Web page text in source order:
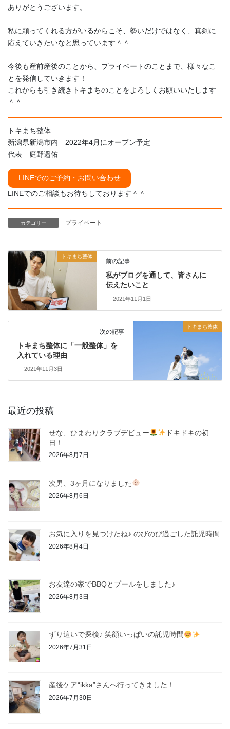
ありがとうございます。
私に頼ってくれる方がいるからこそ、勢いだけではなく、真剣に
応えていきたいなと思っています＾＾
今後も産前産後のことから、プライベートのことまで、様々なこ
とを発信していきます！
これからも引き続きトキまちのことをよろしくお願いいたします
＾＾
トキまち整体
新潟県新潟市内 2022年4月にオープン予定
代表 庭野遥佑
LINEでのご予約・お問い合わせ
LINEでのご相談もお待ちしております＾＾
カテゴリー プライベート
トキまち整体
前の記事
私がブログを通して、皆さんに
伝えたいこと
2021年11月1日
トキまち整体
次の記事
トキまち整体に「一般整体」を
入れている理由
2021年11月3日
最近の投稿
せな、ひまわりクラブデビュー
ドキドキの初
日！
2026年8月7日
次男、3ヶ月になりました
2026年8月6日
お気に入りを見つけたね♪ のびのび過ごした託児時間
2026年8月4日
お友達の家でBBQとプールをしました♪
2026年8月3日
ずり這いで探検♪ 笑顔いっぱいの託児時間
2026年7月31日
産後ケア“ikka”さんへ行ってきました！
2026年7月30日